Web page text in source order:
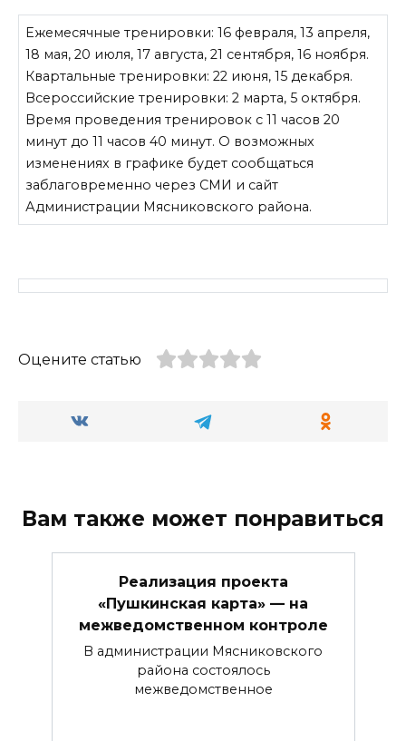
Ежемесячные тренировки: 16 февра­ля, 13 апреля,
18 мая, 20 июля, 17 авгу­ста, 21 сентября, 16 ноября.
Квартальные тренировки: 22 июня, 15 декабря.
Всероссийские тренировки: 2 марта, 5 октября.
Время проведения тренировок с 11 часов 20
минут до 11 часов 40 минут. О возможных
изменениях в графике будет сообщаться
заблаговременно че­рез СМИ и сайт
Администрации Мясни­ковского района.
Оцените статью
Вам также может понравиться
Реализация проекта
«Пушкинская карта» — на
межведомственном контроле
В администрации Мясниковского
района состоялось
межведомственное